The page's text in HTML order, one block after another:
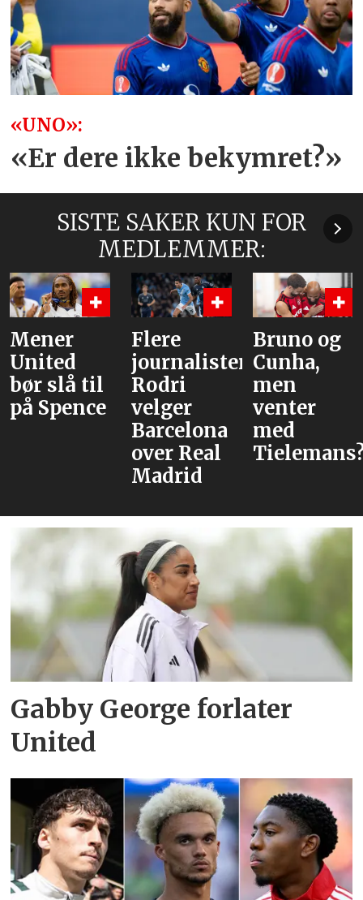
«UNO»:
«Er dere ikke bekymret?»
SISTE SAKER KUN FOR
MEDLEMMER:
Flere
journalister:
Rodri
velger
Bruno og
Cunha,
men
venter
med
Tielemans?
Hva er
Gabby George forlater
United